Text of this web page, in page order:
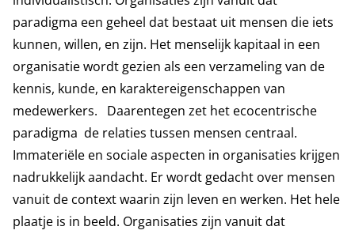
paradigma een geheel dat bestaat uit mensen die iets
kunnen, willen, en zijn. Het menselijk kapitaal in een
organisatie wordt gezien als een verzameling van de
kennis, kunde, en karaktereigenschappen van
medewerkers. Daarentegen zet het ecocentrische
paradigma de relaties tussen mensen centraal.
Immateriële en sociale aspecten in organisaties krijgen
nadrukkelijk aandacht. Er wordt gedacht over mensen
vanuit de context waarin zijn leven en werken. Het hele
plaatje is in beeld. Organisaties zijn vanuit dat